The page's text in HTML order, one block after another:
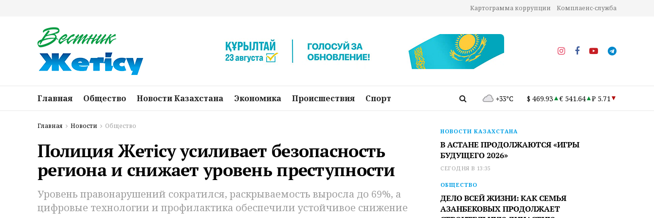
Картограмма коррупции Комплаенс-служба
Главная Общество Новости Казахстана Экономика Происшествия Спорт +33°C $ 469.93 € 541.64 ₽ 5.71
Главная Новости Общество
Полиция Жетісу усиливает безопасность
региона и снижает уровень преступности
Уровень правонарушений сократился, раскрываемость выросла до 69%, а
цифровые технологии и профилактика обеспечили устойчивое снижение
НОВОСТИ КАЗАХСТАНА
В АСТАНЕ ПРОДОЛЖАЮТСЯ «ИГРЫ
БУДУЩЕГО 2026»
СЕГОДНЯ В 13:35
ОБЩЕСТВО
ДЕЛО ВСЕЙ ЖИЗНИ: КАК СЕМЬЯ
АЗАНБЕКОВЫХ ПРОДОЛЖАЕТ